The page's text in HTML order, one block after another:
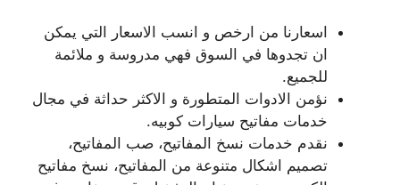
اسعارنا من ارخص و انسب الاسعار التي يمكن
ان تجدوها في السوق فهي مدروسة و ملائمة
للجميع.
نؤمن الادوات المتطورة و الاكثر حداثة في مجال
خدمات مفاتيح سيارات كوبيه.
نقدم خدمات نسخ المفاتيح، صب المفاتيح،
تصميم اشكال متنوعة من المفاتيح، نسخ مفاتيح